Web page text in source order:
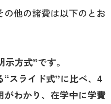
の他の諸費は以下のとお
方式”です。
スライド式”に比べ、4
わかり、在学中に学費